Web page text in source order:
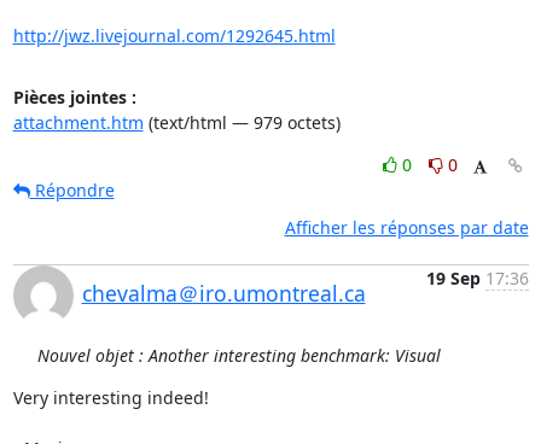
http://jwz.livejournal.com/1292645.html
Pièces jointes :
attachment.htm (text/html — 979 octets)
0
0
Répondre
Afficher les réponses par date
chevalma＠iro.umontreal.ca
19 Sep 17:36
Nouvel objet : Another interesting benchmark: Visual
Very interesting indeed!